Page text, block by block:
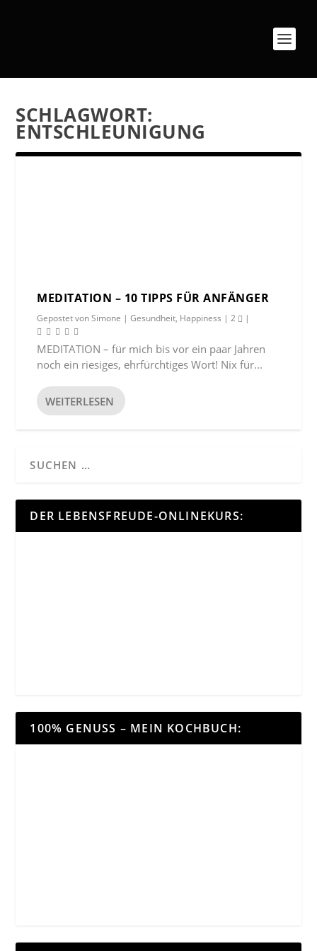
SCHLAGWORT:
ENTSCHLEUNIGUNG
MEDITATION – 10 TIPPS FÜR ANFÄNGER
Gepostet vonSimone |Gesundheit, Happiness |2 |
MEDITATION – für mich bis vor ein paar Jahren
noch ein riesiges, ehrfürchtiges Wort! Nix für...
WEITERLESEN
DER LEBENSFREUDE-ONLINEKURS:
100% GENUSS – MEIN KOCHBUCH: